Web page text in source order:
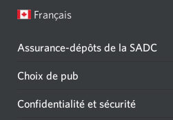
Français
Assurance-dépôts de la SADC
Choix de pub
Confidentialité et sécurité